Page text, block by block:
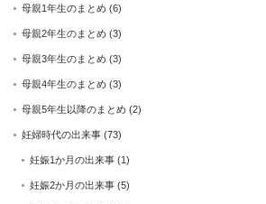
母親1年生のまとめ (6)
母親2年生のまとめ (3)
母親3年生のまとめ (3)
母親4年生のまとめ (3)
母親5年生以降のまとめ (2)
妊婦時代の出来事 (73)
妊娠1か月の出来事 (1)
妊娠2か月の出来事 (5)